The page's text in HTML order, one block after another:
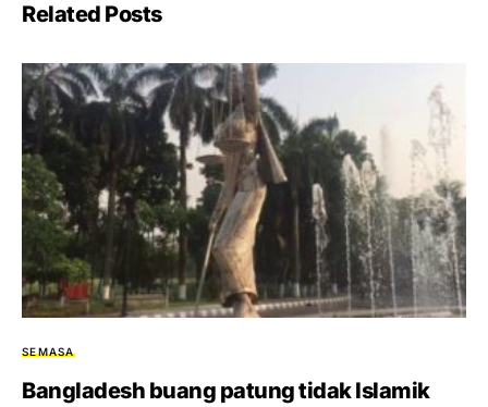
Related Posts
SEMASA
Bangladesh buang patung tidak Islamik